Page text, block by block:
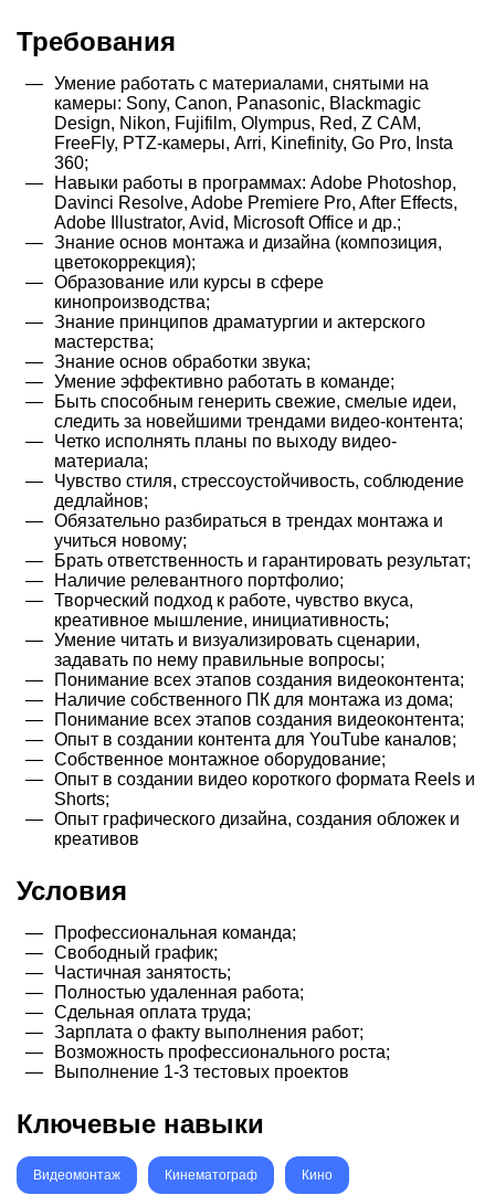
Требования
Умение работать с материалами, снятыми на
камеры: Sony, Canon, Panasonic, Blackmagic
Design, Nikon, Fujifilm, Olympus, Red, Z CAM,
FreeFly, PTZ-камеры, Arri, Kinefinity, Go Pro, Insta
360;
Навыки работы в программах: Adobe Photoshop,
Davinci Resolve, Adobe Premiere Pro, After Effects,
Adobe Illustrator, Avid, Microsoft Office и др.;
Знание основ монтажа и дизайна (композиция,
цветокоррекция);
Образование или курсы в сфере
кинопроизводства;
Знание принципов драматургии и актерского
мастерства;
Знание основ обработки звука;
Умение эффективно работать в команде;
Быть способным генерить свежие, смелые идеи,
следить за новейшими трендами видео-контента;
Четко исполнять планы по выходу видео-
материала;
Чувство стиля, стрессоустойчивость, соблюдение
дедлайнов;
Обязательно разбираться в трендах монтажа и
учиться новому;
Брать ответственность и гарантировать результат;
Наличие релевантного портфолио;
Творческий подход к работе, чувство вкуса,
креативное мышление, инициативность;
Умение читать и визуализировать сценарии,
задавать по нему правильные вопросы;
Понимание всех этапов создания видеоконтента;
Наличие собственного ПК для монтажа из дома;
Понимание всех этапов создания видеоконтента;
Опыт в создании контента для YouTube каналов;
Собственное монтажное оборудование;
Опыт в создании видео короткого формата Reels и
Shorts;
Опыт графического дизайна, создания обложек и
креативов
Условия
Профессиональная команда;
Свободный график;
Частичная занятость;
Полностью удаленная работа;
Сдельная оплата труда;
Зарплата о факту выполнения работ;
Возможность профессионального роста;
Выполнение 1-3 тестовых проектов
Ключевые навыки
Видеомонтаж Кинематограф Кино